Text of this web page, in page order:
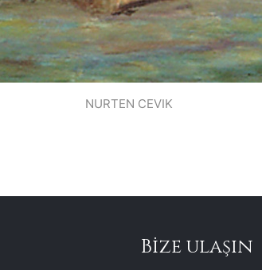
NURTEN CEVIK
Bize ulaşın